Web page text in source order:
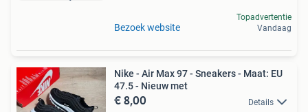
Bezoek website
Topadvertentie
Vandaag
Nike - Air Max 97 - Sneakers - Maat: EU
47.5 - Nieuw met
€ 8,00 Details